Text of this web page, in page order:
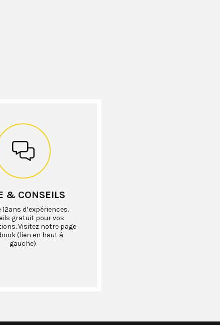
& CONSEILS
12ans d’expériences.
gratuit pour vos
Visitez notre page
(lien en haut à
gauche).